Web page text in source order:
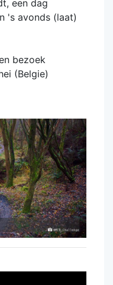
een dag
's avonds (laat)
bezoek
(Belgie)